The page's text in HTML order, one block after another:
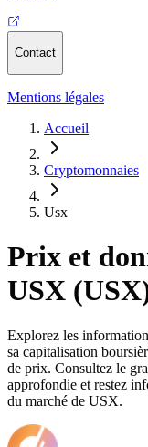
Contact
Mentions légales
Accueil
Cryptomonnaies
Usx
Prix et
USX
Explorez les
sa capitalisation
de prix. Consultez le
approfondie et restez
du marché de USX.